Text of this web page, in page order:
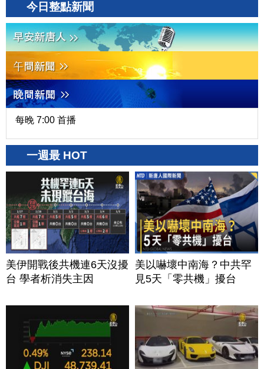
今日整點新聞
每晚 7:00 首播
一週最 HOT
美伊開戰後共機連6天沒擾
台 學者析消失主因
美以嚇壞中南海？中共罕
見5天「零共機」擾台